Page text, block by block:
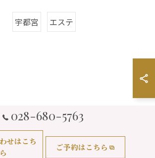
宇都宮 エステ
028-680-5763
せはこち
ら
ご予約はこちら